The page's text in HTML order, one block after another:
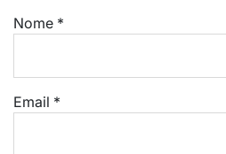
Nome *
Email *